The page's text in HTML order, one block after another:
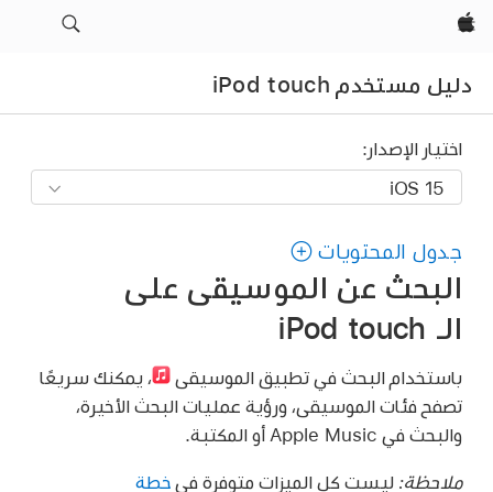
Apple‏
دليل مستخدم iPod touch
اختيار الإصدار:
جدول المحتويات
البحث عن الموسيقى على
الـ iPod touch
باستخدام البحث في تطبيق الموسيقى ، يمكنك سريعًا
تصفح فئات الموسيقى، ورؤية عمليات البحث الأخيرة،
والبحث في Apple Music أو المكتبة.
ملاحظة: ليست كل الميزات متوفرة في خطة